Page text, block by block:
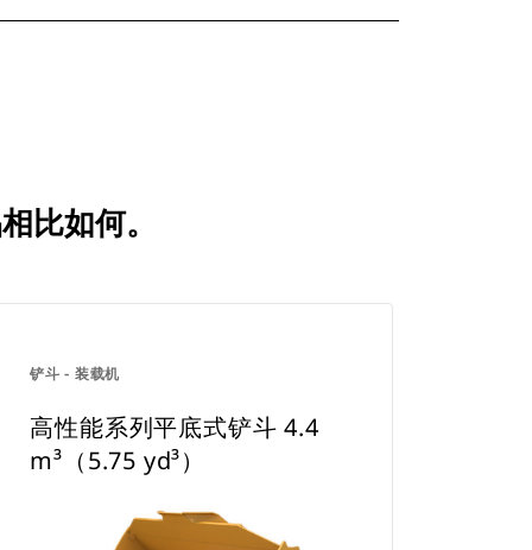
比如何。
铲斗 - 装载机
高性能系列平底式铲斗 4.4
m³（5.75 yd³）